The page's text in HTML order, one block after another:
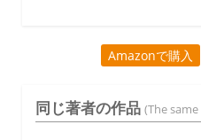
Amazonで購入
同じ著者の作品 (The